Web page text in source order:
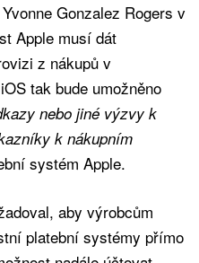
Gonzalez Rogers v
Apple musí dát
z nákupů v
tak bude umožněno
nebo jiné výzvy k
k nákupním
systém Apple.
aby výrobcům
platební systémy přímo